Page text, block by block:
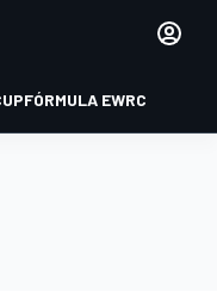
FÓRMULA EWRC